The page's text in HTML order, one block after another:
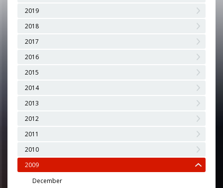
2019
2018
2017
2016
2015
2014
2013
2012
2011
2010
2009
December